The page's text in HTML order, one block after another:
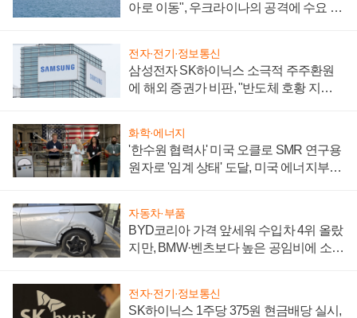
아로 이동", 우크라이나의 공격에 수요 늘
전자·전기·정보통신
삼성전자 SK하이닉스 소극적 주주환원
에 해외 증권가 비판, "반도체 호황 지속
화학·에너지
'한수원 협력사' 미국 오클로 SMR 연구용
원자로 '임계 상태' 도달, 미국 에너지부
자동차·부품
BYD코리아 가격 앞세워 수입차 4위 올랐
지만, BMW·벤츠보다 높은 공임비에 소비
전자·전기·정보통신
SK하이닉스 1주당 375원 현금배당 실시,